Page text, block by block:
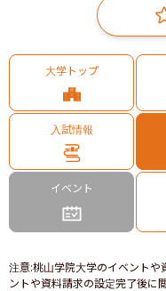
大学トップ
入試情報
イベント
注意:桃山学院大学のイベントや
ントや資料請求の設定完了後に